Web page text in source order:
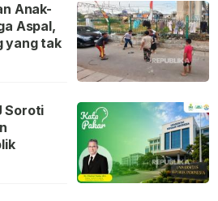
Anak-
Aspal,
yang tak
Soroti